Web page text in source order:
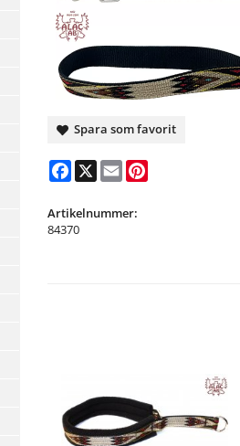
Spara som favorit
Facebook
X Email
Artikelnummer:
84370